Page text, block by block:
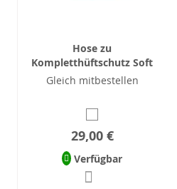
Hose zu
Kompletthüftschutz Soft
Gleich mitbestellen
29,00 €
Verfügbar